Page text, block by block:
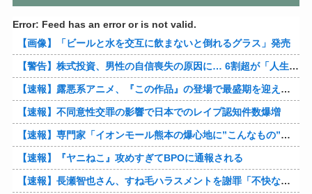
Error: Feed has an error or is not valid.
【画像】「ビールと水を交互に飲まないと倒れるグラス」発売
【警告】株式投資、男性の自信喪失の原因に… 6割超が「人生の敗者」自認
【速報】露悪系アニメ、『この作品』の登場で最盛期を迎えてしまう…
【速報】不同意性交罪の影響で日本でのレイプ認知件数爆増
【速報】専門家「イオンモール熊本の爆心地に”こんなもの”があったんだけど…」
【速報】『ヤニねこ』攻めすぎてBPOに通報される
【速報】長瀬智也さん、すね毛ハラスメントを謝罪「不快な思いをさせて申し訳ありませんでした」